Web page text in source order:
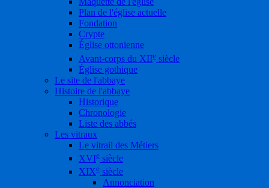
Plan de l'église actuelle
Fondation
Crypte
Église ottonienne
Avant-corps du XIIe siècle
Église gothique
Le site de l'abbaye
Histoire de l'abbaye
Historique
Chronologie
Liste des abbés
Les vitraux
Le vitrail des Métiers
XVIe siècle
XIXe siècle
Annonciation